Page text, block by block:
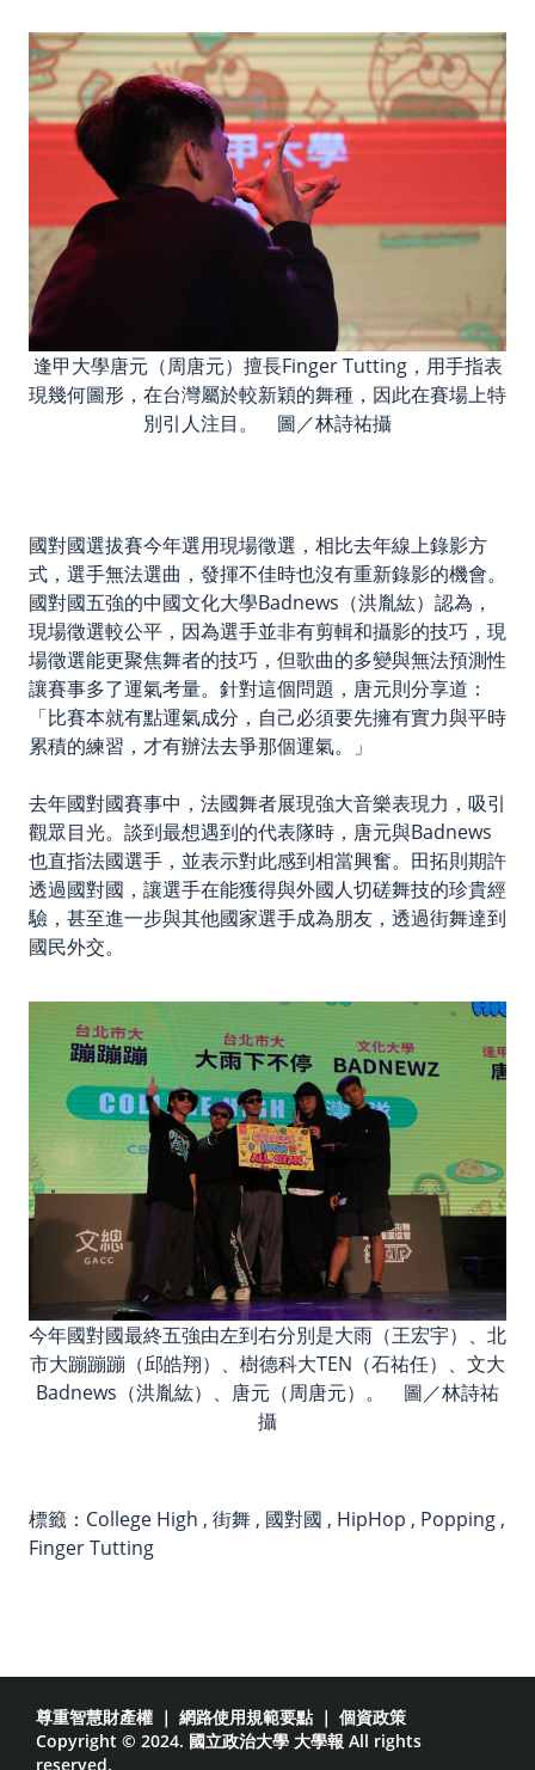
逢甲大學唐元（周唐元）擅長Finger Tutting，用手指表
現幾何圖形，在台灣屬於較新穎的舞種，因此在賽場上特
別引人注目。 圖／林詩祐攝
國對國選拔賽今年選用現場徵選，相比去年線上錄影方
式，選手無法選曲，發揮不佳時也沒有重新錄影的機會。
國對國五強的中國文化大學Badnews（洪胤紘）認為，
現場徵選較公平，因為選手並非有剪輯和攝影的技巧，現
場徵選能更聚焦舞者的技巧，但歌曲的多變與無法預測性
讓賽事多了運氣考量。針對這個問題，唐元則分享道：
「比賽本就有點運氣成分，自己必須要先擁有實力與平時
累積的練習，才有辦法去爭那個運氣。」
去年國對國賽事中，法國舞者展現強大音樂表現力，吸引
觀眾目光。談到最想遇到的代表隊時，唐元與Badnews
也直指法國選手，並表示對此感到相當興奮。田拓則期許
透過國對國，讓選手在能獲得與外國人切磋舞技的珍貴經
驗，甚至進一步與其他國家選手成為朋友，透過街舞達到
國民外交。
今年國對國最終五強由左到右分別是大雨（王宏宇）、北
市大蹦蹦蹦（邱皓翔）、樹德科大TEN（石祐任）、文大
Badnews（洪胤紘）、唐元（周唐元）。 圖／林詩祐
攝
標籤： College High , 街舞 , 國對國 , HipHop , Popping ,
Finger Tutting
尊重智慧財產權 ｜ 網路使用規範要點 ｜ 個資政策
Copyright © 2024. 國立政治大學 大學報 All rights
reserved.